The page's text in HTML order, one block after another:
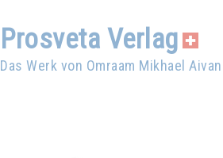
Prosveta Verlag
Das Werk von Omraam Mikhael